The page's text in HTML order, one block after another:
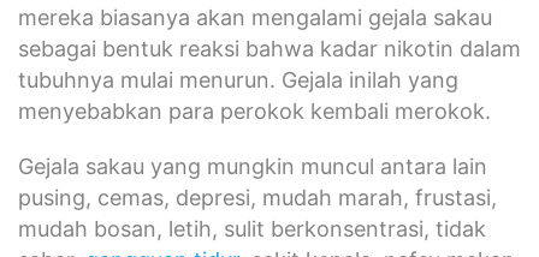
mereka biasanya akan mengalami gejala sakau
sebagai bentuk reaksi bahwa kadar nikotin dalam
tubuhnya mulai menurun. Gejala inilah yang
menyebabkan para perokok kembali merokok.
Gejala sakau yang mungkin muncul antara lain
pusing, cemas, depresi, mudah marah, frustasi,
mudah bosan, letih, sulit berkonsentrasi, tidak